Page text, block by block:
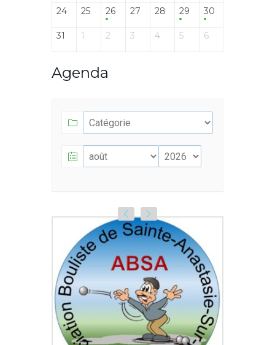
24 25 26 27 28 29 30
31 1 2 3 4 5 6
Agenda